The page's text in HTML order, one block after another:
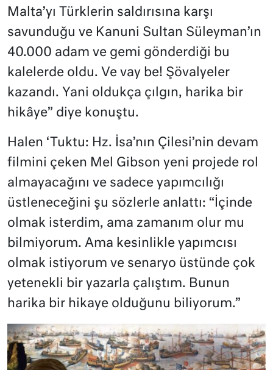
Malta’yı Türklerin saldırısına karşı
savunduğu ve Kanuni Sultan Süleyman’ın
40.000 adam ve gemi gönderdiği bu
kalelerde oldu. Ve vay be! Şövalyeler
kazandı. Yani oldukça çılgın, harika bir
hikâye” diye konuştu.
Halen ‘Tuktu: Hz. İsa’nın Çilesi’nin devam
filmini çeken Mel Gibson yeni projede rol
almayacağını ve sadece yapımcılığı
üstleneceğini şu sözlerle anlattı: “İçinde
olmak isterdim, ama zamanım olur mu
bilmiyorum. Ama kesinlikle yapımcısı
olmak istiyorum ve senaryo üstünde çok
yetenekli bir yazarla çalıştım. Bunun
harika bir hikaye olduğunu biliyorum.”